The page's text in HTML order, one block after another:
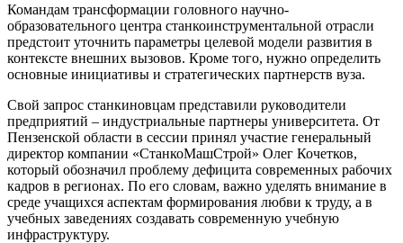
Командам трансформации головного научно-
образовательного центра станкоинструментальной отрасли
предстоит уточнить параметры целевой модели развития в
контексте внешних вызовов. Кроме того, нужно определить
основные инициативы и стратегических партнерств вуза.
Свой запрос станкиновцам представили руководители
предприятий – индустриальные партнеры университета. От
Пензенской области в сессии принял участие генеральный
директор компании «СтанкоМашСтрой» Олег Кочетков,
который обозначил проблему дефицита современных рабочих
кадров в регионах. По его словам, важно уделять внимание в
среде учащихся аспектам формирования любви к труду, а в
учебных заведениях создавать современную учебную
инфраструктуру.